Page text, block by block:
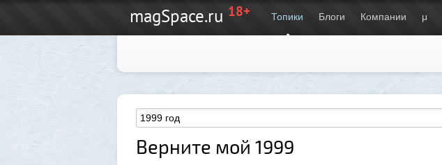
magSpace.ru 18+ Топики Блоги Компании μ
Верните мой 1999